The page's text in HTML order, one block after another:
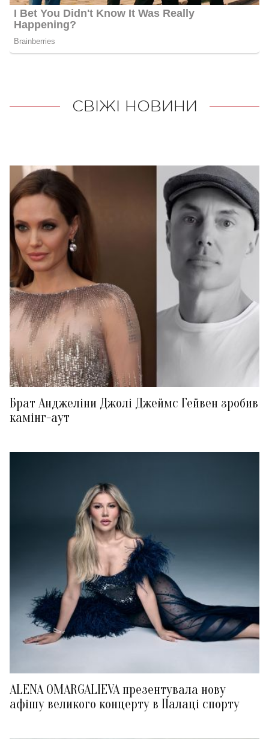
СВІЖІ НОВИНИ
Брат Анджеліни Джолі Джеймс Гейвен зробив
камінг-аут
ALENA OMARGALIEVA презентувала нову
афішу великого концерту в Палаці спорту